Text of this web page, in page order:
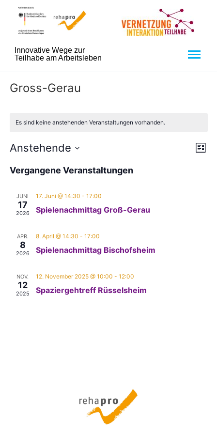
Innovative Wege zur
Teilhabe am Arbeitsleben
Gross-Gerau
Es sind keine anstehenden Veranstaltungen vorhanden.
Liste
Anstehende
wählen.
Vergangene Veranstaltungen
JUNI
17
2026
17. Juni @ 14:30 - 17:00
Spielenachmittag Groß-Gerau
APR.
8
2026
8. April @ 14:30 - 17:00
Spielenachmittag Bischofsheim
NOV.
12
2025
12. November 2025 @ 10:00 - 12:00
Spaziergehtreff Rüsselsheim